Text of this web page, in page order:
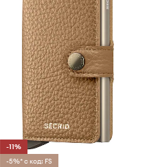
-11%
-5%* с код: FS